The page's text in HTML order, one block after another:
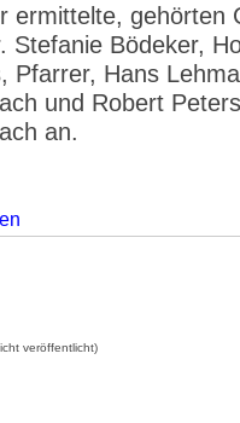
ermittelte, gehörten
Stefanie Bödeker,
Pfarrer, Hans
und Robert
an.
veröffentlicht)